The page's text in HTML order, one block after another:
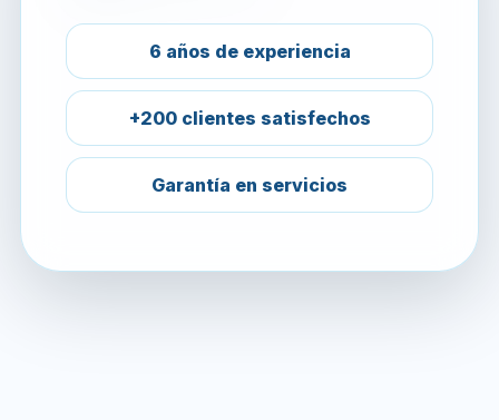
6 años de experiencia
+200 clientes satisfechos
Garantía en servicios